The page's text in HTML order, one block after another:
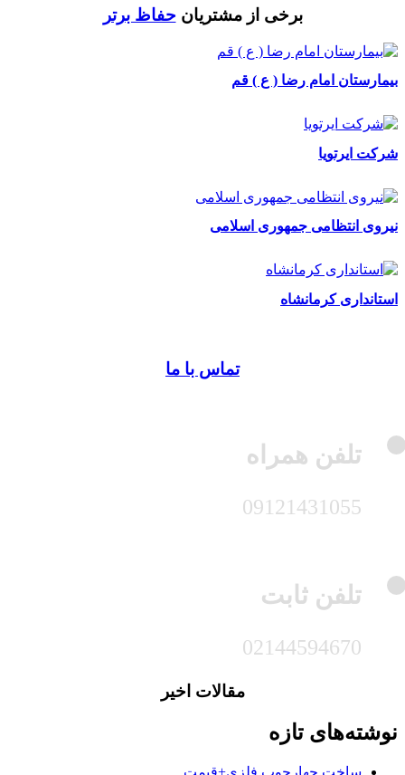
برخی از مشتریانحفاظ برتر
بیمارستان امام رضا ( ع ) قم
شرکت ایرتویا
نیروی انتظامی جمهوری اسلامی
استانداری کرمانشاه
تماس با ما
تلفن همراه
09121431055
تلفن ثابت
02144594670
مقالات اخیر
نوشته‌های تازه
ساخت چهارچوب فلزی+قیمت